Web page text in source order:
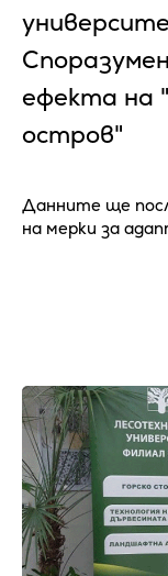
ефекта на
остров"
Данните ще
на мерки за